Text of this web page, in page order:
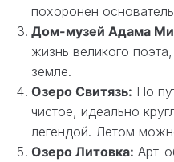
похоронен
Дом-музей Адама
жизнь великого
земле.
Озеро Свитязь: По
чистое, идеально
легендой. Летом
Озеро Литовка: Арт-